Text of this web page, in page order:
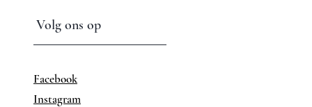
Volg ons op
Facebook
Instagram